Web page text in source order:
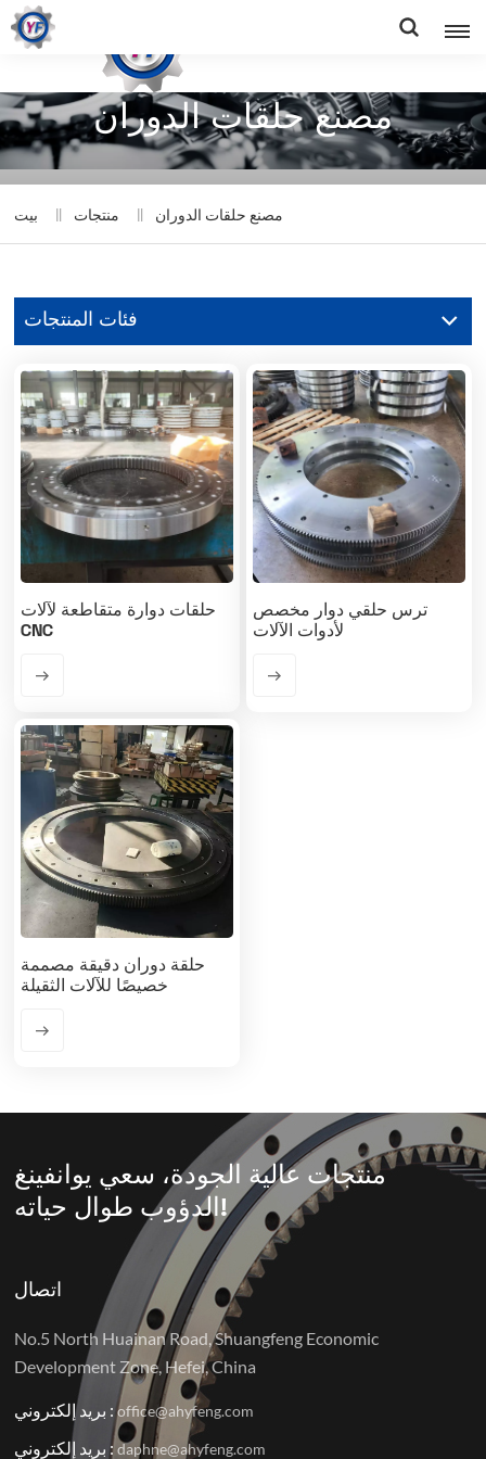
مصنع حلقات الدوران
بيت منتجات مصنع حلقات الدوران
فئات المنتجات
حلقات دوارة متقاطعة لآلات
CNC
ترس حلقي دوار مخصص
لأدوات الآلات
حلقة دوران دقيقة مصممة
خصيصًا للآلات الثقيلة
منتجات عالية الجودة، سعي يوانفينغ
الدؤوب طوال حياته!
اتصال
No.5 North Huainan Road, Shuangfeng Economic
Development Zone, Hefei, China
بريد إلكتروني : office@ahyfeng.com
بريد إلكتروني : daphne@ahyfeng.com